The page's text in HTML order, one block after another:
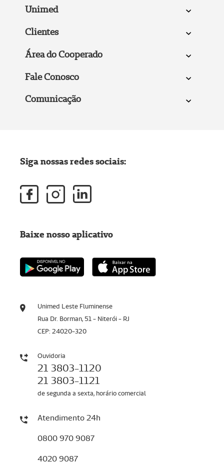
Unimed
Clientes
Área do Cooperado
Fale Conosco
Comunicação
Unimed Leste Fluminense
Rua Dr. Borman, 51 - Niterói - RJ
CEP: 24020-320
Ouvidoria
21 3803-1120
21 3803-1121
de segunda a sexta, horário comercial
Atendimento 24h
0800 970 9087
4020 9087
Siga nossas redes sociais:
Baixe nosso aplicativo